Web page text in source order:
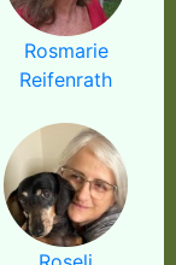
Rosmarie
Reifenrath